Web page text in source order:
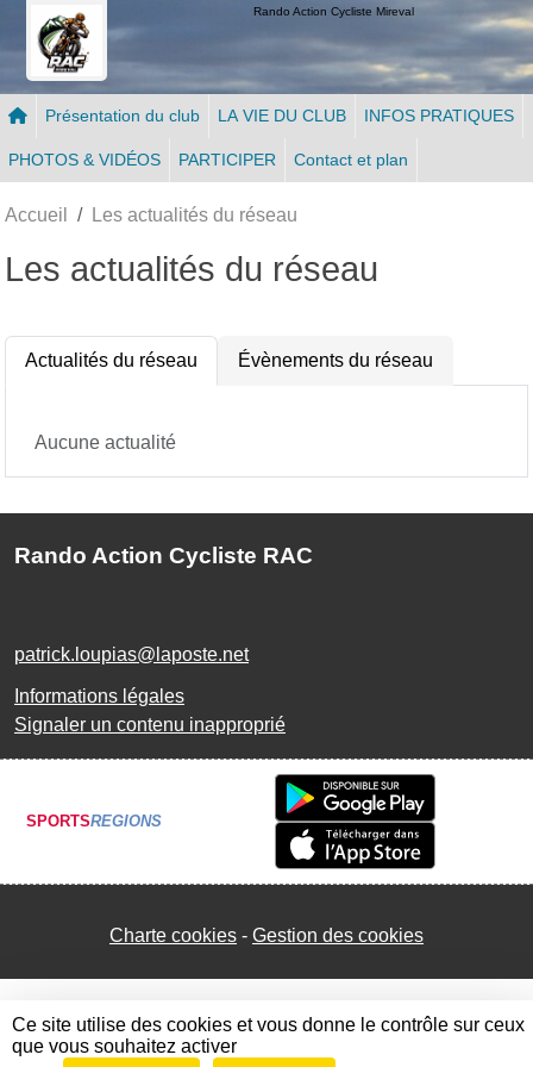
Rando Action Cycliste Mireval
Présentation du club LA VIE DU CLUB INFOS PRATIQUES
PHOTOS & VIDÉOS PARTICIPER Contact et plan
Accueil Les actualités du réseau
Les actualités du réseau
Actualités du réseau Évènements du réseau
Aucune actualité
Rando Action Cycliste RAC
patrick.loupias@laposte.net
Informations légales
Signaler un contenu inapproprié
SPORTSREGIONS
Charte cookies Gestion des cookies
Panneau de gestion des cookies
Ce site utilise des cookies et vous donne le contrôle sur ceux
que vous souhaitez activer